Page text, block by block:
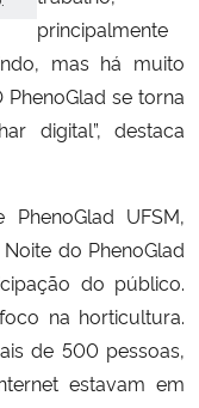
principalmente
mas há muito
se torna
digital”, destaca
UFSM,
do PhenoGlad
do público.
na horticultura.
de 500 pessoas,
estavam em